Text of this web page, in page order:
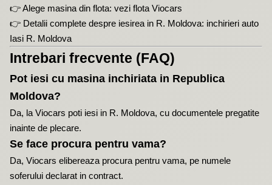
👉 Alege masina din flota: vezi flota Viocars
👉 Detalii complete despre iesirea in R. Moldova: inchirieri auto
Iasi R. Moldova
Intrebari frecvente (FAQ)
Pot iesi cu masina inchiriata in Republica
Moldova?
Da, la Viocars poti iesi in R. Moldova, cu documentele pregatite
inainte de plecare.
Se face procura pentru vama?
Da, Viocars elibereaza procura pentru vama, pe numele
soferului declarat in contract.